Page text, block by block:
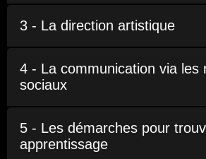
3 - La direction artistique
4 - La communication via les
sociaux
5 - Les démarches pour
apprentissage